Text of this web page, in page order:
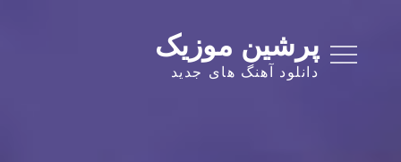
content
پرشین موزیک
دانلود آهنگ های جدید